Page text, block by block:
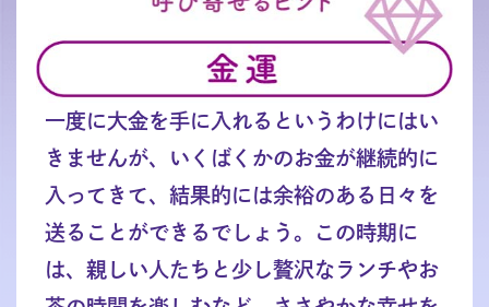
一度に大金を手に入れるというわけにはい
きませんが、いくばくかのお金が継続的に
入ってきて、結果的には余裕のある日々を
送ることができるでしょう。この時期に
は、親しい人たちと少し贅沢なランチやお